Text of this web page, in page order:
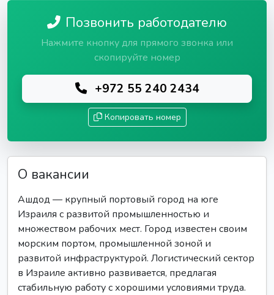
Позвонить работодателю
Нажмите кнопку для прямого звонка или
скопируйте номер
+972 55 240 2434
Копировать номер
О вакансии
Ашдод — крупный портовый город на юге
Израиля с развитой промышленностью и
множеством рабочих мест. Город известен своим
морским портом, промышленной зоной и
развитой инфраструктурой. Логистический сектор
в Израиле активно развивается, предлагая
стабильную работу с хорошими условиями труда.